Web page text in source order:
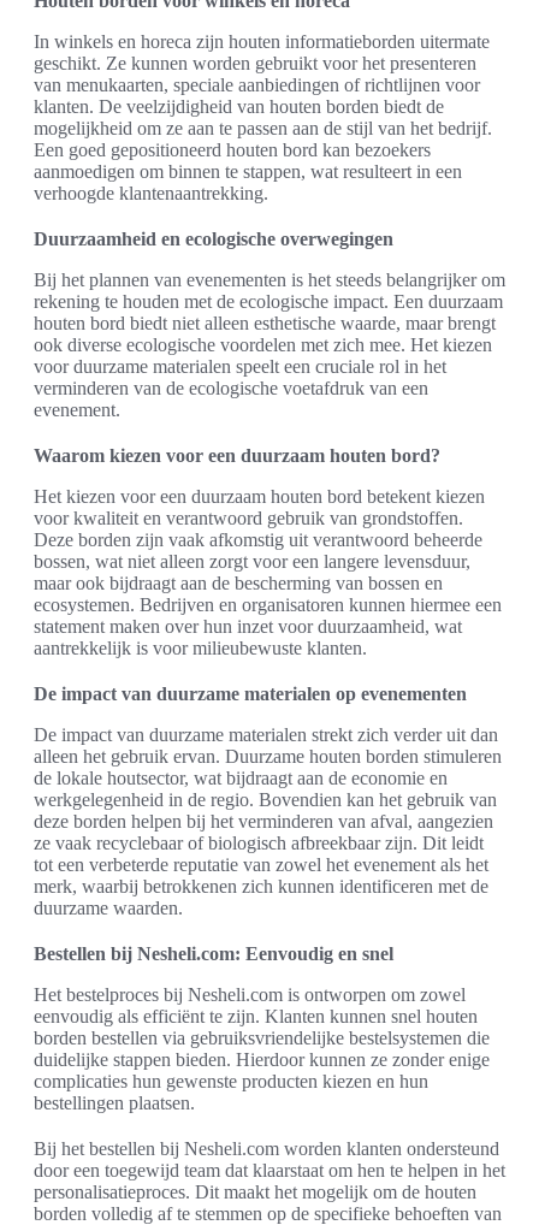
In winkels en horeca zijn houten informatieborden uitermate
geschikt. Ze kunnen worden gebruikt voor het presenteren
van menukaarten, speciale aanbiedingen of richtlijnen voor
klanten. De veelzijdigheid van houten borden biedt de
mogelijkheid om ze aan te passen aan de stijl van het bedrijf.
Een goed gepositioneerd houten bord kan bezoekers
aanmoedigen om binnen te stappen, wat resulteert in een
verhoogde klantenaantrekking.
Duurzaamheid en ecologische overwegingen
Bij het plannen van evenementen is het steeds belangrijker om
rekening te houden met de ecologische impact. Een duurzaam
houten bord biedt niet alleen esthetische waarde, maar brengt
ook diverse ecologische voordelen met zich mee. Het kiezen
voor duurzame materialen speelt een cruciale rol in het
verminderen van de ecologische voetafdruk van een
evenement.
Waarom kiezen voor een duurzaam houten bord?
Het kiezen voor een duurzaam houten bord betekent kiezen
voor kwaliteit en verantwoord gebruik van grondstoffen.
Deze borden zijn vaak afkomstig uit verantwoord beheerde
bossen, wat niet alleen zorgt voor een langere levensduur,
maar ook bijdraagt aan de bescherming van bossen en
ecosystemen. Bedrijven en organisatoren kunnen hiermee een
statement maken over hun inzet voor duurzaamheid, wat
aantrekkelijk is voor milieubewuste klanten.
De impact van duurzame materialen op evenementen
De impact van duurzame materialen strekt zich verder uit dan
alleen het gebruik ervan. Duurzame houten borden stimuleren
de lokale houtsector, wat bijdraagt aan de economie en
werkgelegenheid in de regio. Bovendien kan het gebruik van
deze borden helpen bij het verminderen van afval, aangezien
ze vaak recyclebaar of biologisch afbreekbaar zijn. Dit leidt
tot een verbeterde reputatie van zowel het evenement als het
merk, waarbij betrokkenen zich kunnen identificeren met de
duurzame waarden.
Bestellen bij Nesheli.com: Eenvoudig en snel
Het bestelproces bij Nesheli.com is ontworpen om zowel
eenvoudig als efficiënt te zijn. Klanten kunnen snel houten
borden bestellen via gebruiksvriendelijke bestelsystemen die
duidelijke stappen bieden. Hierdoor kunnen ze zonder enige
complicaties hun gewenste producten kiezen en hun
bestellingen plaatsen.
Bij het bestellen bij Nesheli.com worden klanten ondersteund
door een toegewijd team dat klaarstaat om hen te helpen in het
personalisatieproces. Dit maakt het mogelijk om de houten
borden volledig af te stemmen op de specifieke behoeften van